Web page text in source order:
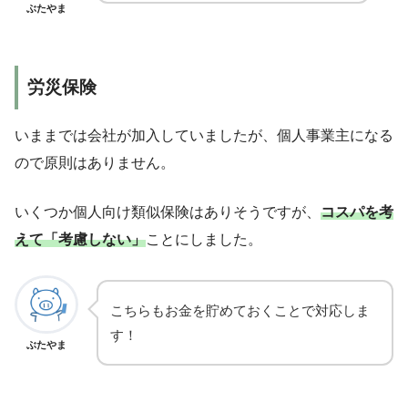
ぶたやま
労災保険
いままでは会社が加入していましたが、個人事業主になる
ので原則はありません。
いくつか個人向け類似保険はありそうですが、 コスパを考
えて「考慮しない」ことにしました。
ぶたやま
こちらもお金を貯めておくことで対応しま
す！